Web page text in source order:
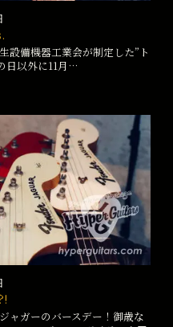
設備機器工業会が制定した”ト
日以外に11月…
ャガーのバースデー！御歳な